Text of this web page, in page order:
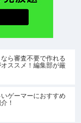
ら審査不要で作れる
ススメ！編集部が厳
ゲーマーにおすすめ
！